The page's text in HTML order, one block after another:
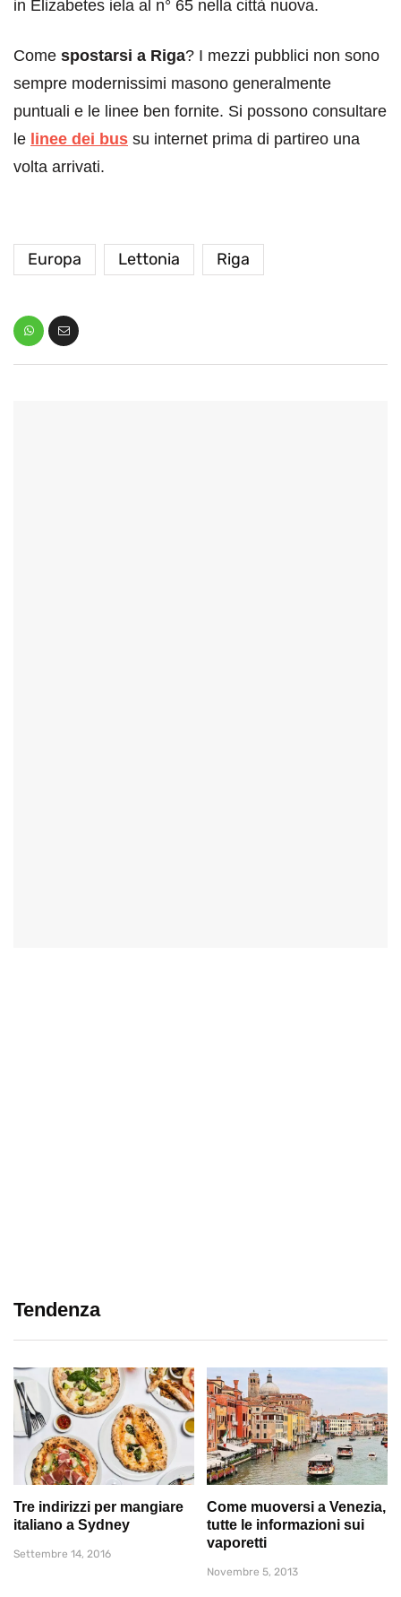
in Elizabetes iela al n° 65 nella città nuova.
Come spostarsi a Riga? I mezzi pubblici non sono
sempre modernissimi masono generalmente
puntuali e le linee ben fornite. Si possono consultare
le linee dei bus su internet prima di partireo una
volta arrivati.
Europa Lettonia Riga
Tendenza
Tre indirizzi per mangiare
italiano a Sydney
Settembre 14, 2016
Come muoversi a Venezia,
tutte le informazioni sui
vaporetti
Novembre 5, 2013